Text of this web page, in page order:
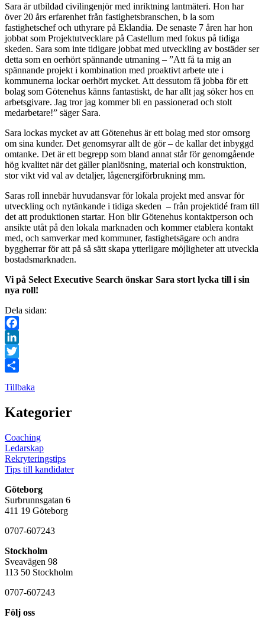
Sara är utbildad civilingenjör med inriktning lantmäteri. Hon har
över 20 års erfarenhet från fastighetsbranschen, b la som
fastighetschef och uthyrare på Eklandia. De senaste 7 åren har hon
jobbat som Projektutvecklare på Castellum med fokus på tidiga
skeden. Sara som inte tidigare jobbat med utveckling av bostäder ser
detta som en oerhört spännande utmaning – ”Att få ta mig an
spännande projekt i kombination med proaktivt arbete ute i
kommunerna lockar oerhört mycket. Att dessutom få jobba för ett
bolag som Götenehus känns fantastiskt, de har allt jag söker hos en
arbetsgivare. Jag tror jag kommer bli en passionerad och stolt
medarbetare!” säger Sara.
Sara lockas mycket av att Götenehus är ett bolag med stor omsorg
om sina kunder. Det genomsyrar allt de gör – de kallar det inbyggd
omtanke. Det är ett begrepp som bland annat står för genomgående
hög kvalitet när det gäller planlösning, material och konstruktion,
stor vikt vid val av detaljer, lågenergiförbrukning mm.
Saras roll innebär huvudansvar för lokala projekt med ansvar för
utveckling och nytänkande i tidiga skeden – från projektidé fram till
det att produktionen startar. Hon blir Götenehus kontaktperson och
ansikte utåt på den lokala marknaden och kommer etablera kontakt
med, och samverkar med kommuner, fastighetsägare och andra
byggherrar för att på så sätt skapa ytterligare möjligheter att utveckla
bostadsmarknaden.
Vi på Select Executive Search önskar Sara stort lycka till i sin
nya roll!
Dela sidan:
Facebook
LinkedIn
Twitter
Tillbaka
Kategorier
Coaching
Ledarskap
Rekryteringstips
Tips till kandidater
Göteborg
Surbrunnsgatan 6
411 19 Göteborg
0707-607243
Stockholm
Sveavägen 98
113 50 Stockholm
0707-607243
Följ oss